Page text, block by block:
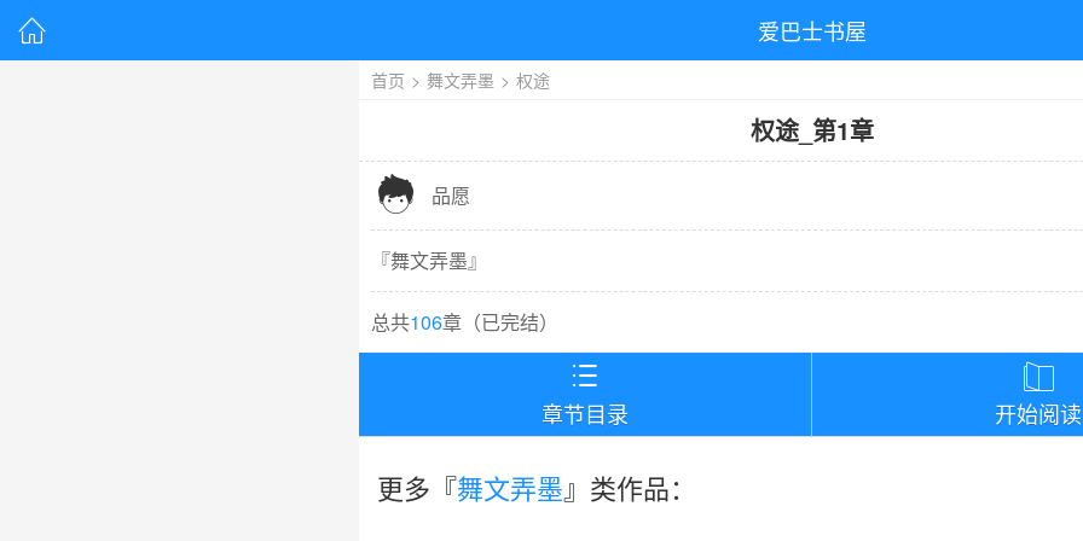
 爱巴士书屋
首页 > 舞文弄墨 > 权途
权途_ 第1章
 品愿
『舞文弄墨』
总共106章（已完结）

章节目录

开始阅读
更多『舞文弄墨』类作品：